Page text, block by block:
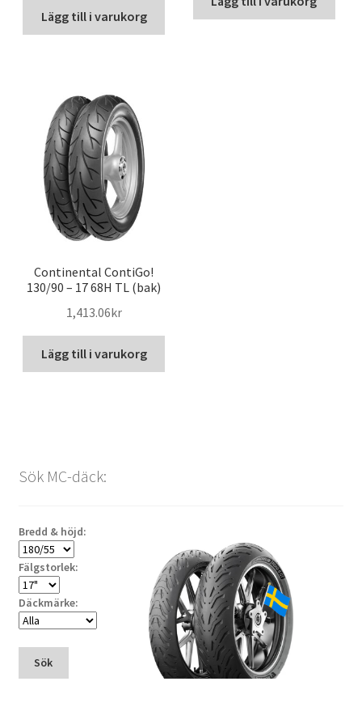
Lägg till i varukorg
Continental ContiGo!
130/90 – 17 68H TL (bak)
1,413.06kr
Lägg till i varukorg
Sök MC-däck:
Bredd & höjd:
Fälgstorlek:
Däckmärke:
Sök